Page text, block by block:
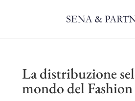
La distribuzione
mondo del Fashion